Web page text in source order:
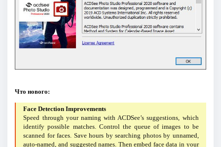
Что нового:
Face Detection Improvements
Speed through your naming with ACDSee’s suggestions, which
identify possible matches. Control the queue of images to be
scanned for faces. Save hours by searching photos by unnamed,
auto-named, and suggested names. Then embed face data in your